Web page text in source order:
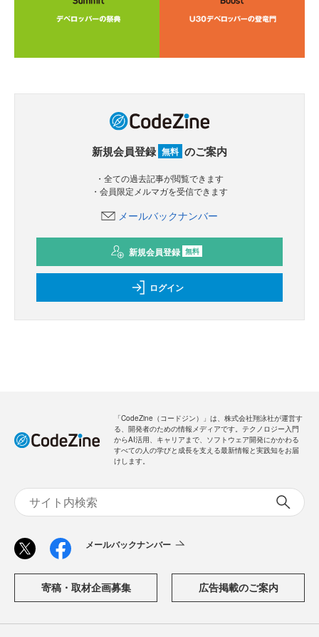
新規会員登録 無料 のご案内
・全ての過去記事が閲覧できます
・会員限定メルマガを受信できます
メールバックナンバー
新規会員登録 無料
ログイン
「CodeZine（コードジン）」は、株式会社翔泳社が運営す
る、開発者のための情報メディアです。テクノロジー入門
からAI活用、キャリアまで、ソフトウェア開発にかかわる
すべての人の学びと成長を支える最新情報と実践知をお届
けします。
メールバックナンバー
寄稿・取材企画募集 広告掲載のご案内